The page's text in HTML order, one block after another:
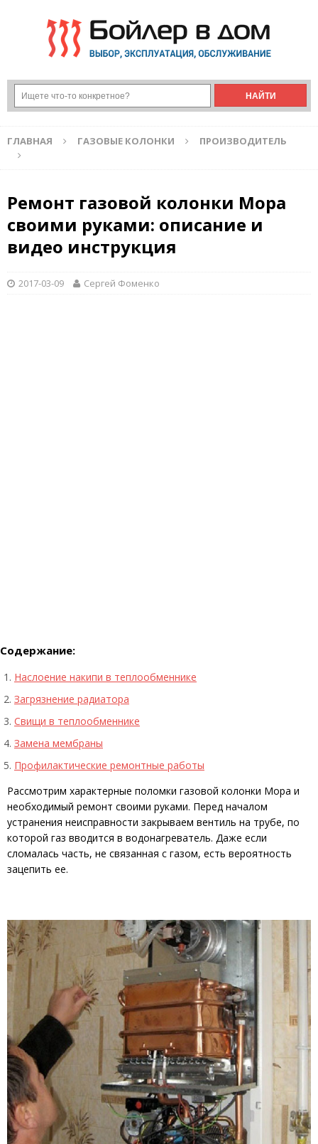
ГЛАВНАЯ ГАЗОВЫЕ КОЛОНКИ ПРОИЗВОДИТЕЛЬ
Ремонт газовой колонки Мора
своими руками: описание и
видео инструкция
2017-03-09 Сергей Фоменко
Содержание:
Наслоение накипи в теплообменнике
Загрязнение радиатора
Свищи в теплообменнике
Замена мембраны
Профилактические ремонтные работы
Рассмотрим характерные поломки газовой колонки Мора и
необходимый ремонт своими руками. Перед началом
устранения неисправности закрываем вентиль на трубе, по
которой газ вводится в водонагреватель. Даже если
сломалась часть, не связанная с газом, есть вероятность
зацепить ее.